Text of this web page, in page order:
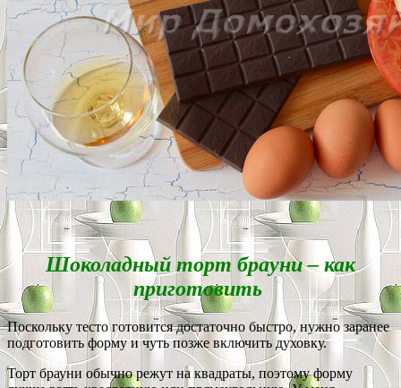
Шоколадный торт брауни – как
приготовить
Поскольку тесто готовится достаточно быстро, нужно заранее
подготовить форму и чуть позже включить духовку.
Торт брауни обычно режут на квадраты, поэтому форму